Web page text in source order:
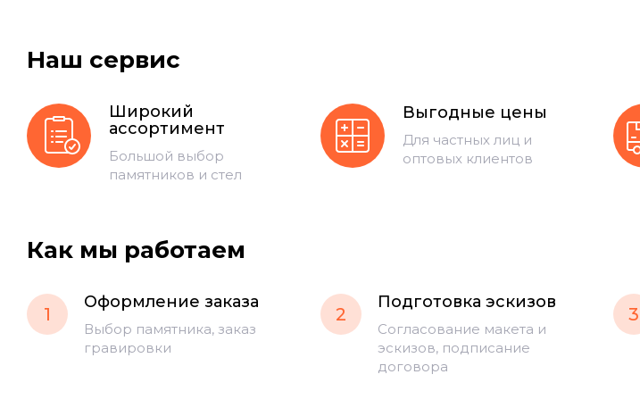
Наш сервис
Широкий
ассортимент
Большой выбор
памятников и стел
Выгодные цены
Для частных лиц и
оптовых клиентов
Как мы работаем
1
Оформление заказа
Выбор памятника, заказ
гравировки
2
Подготовка эскизов
Согласование макета и
эскизов, подписание
договора
3